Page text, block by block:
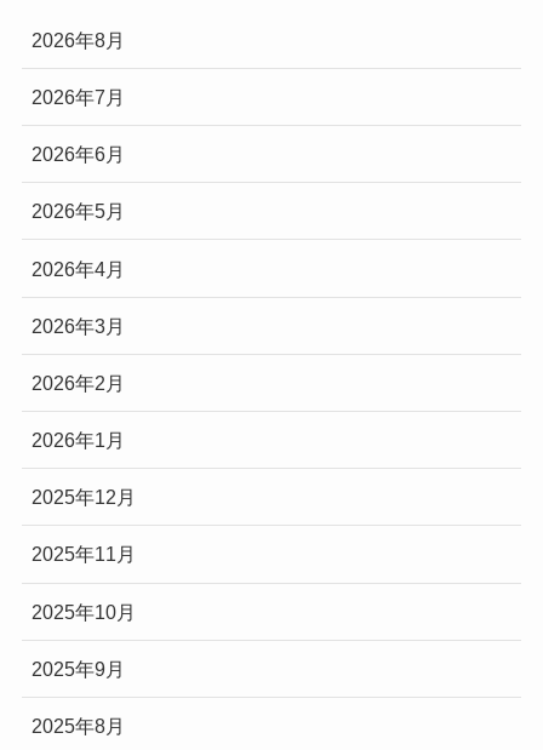
2026年8月
2026年7月
2026年6月
2026年5月
2026年4月
2026年3月
2026年2月
2026年1月
2025年12月
2025年11月
2025年10月
2025年9月
2025年8月